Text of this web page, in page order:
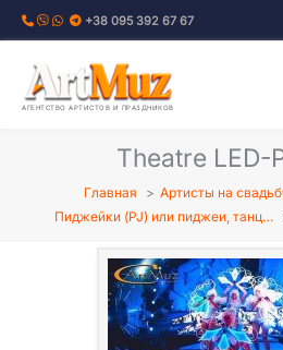
Перейти
+38 095 392 67 67
АГЕНТСТВО АРТИСТОВ И ПРАЗДНИКОВ
Theatre LED-
Главная
Артисты на
Пиджейки (PJ) или пиджеи, танц…